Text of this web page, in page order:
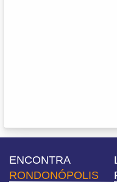
ENCONTRA
RONDONÓPOLIS